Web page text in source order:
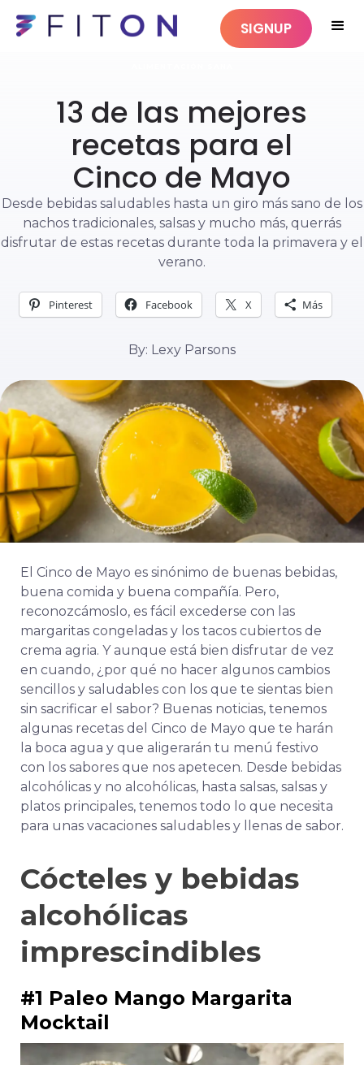
SIGNUP
13 de las mejores
recetas para el
Cinco de Mayo
Desde bebidas saludables hasta un giro más sano de los
nachos tradicionales, salsas y mucho más, querrás
disfrutar de estas recetas durante toda la primavera y el
verano.
Pinterest Facebook X Más
By: Lexy Parsons
El Cinco de Mayo es sinónimo de buenas bebidas,
buena comida y buena compañía. Pero,
reconozcámoslo, es fácil excederse con las
margaritas congeladas y los tacos cubiertos de
crema agria. Y aunque está bien disfrutar de vez
en cuando, ¿por qué no hacer algunos cambios
sencillos y saludables con los que te sientas bien
sin sacrificar el sabor? Buenas noticias, tenemos
algunas recetas del Cinco de Mayo que te harán
la boca agua y que aligerarán tu menú festivo
con los sabores que nos apetecen. Desde bebidas
alcohólicas y no alcohólicas, hasta salsas, salsas y
platos principales, tenemos todo lo que necesita
para unas vacaciones saludables y llenas de sabor.
Cócteles y bebidas
alcohólicas
imprescindibles
#1 Paleo Mango Margarita
Mocktail